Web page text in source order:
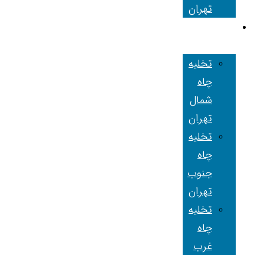
تهران
تخلیه
چاه
شمال
تهران
تخلیه
چاه
جنوب
تهران
تخلیه
چاه
غرب